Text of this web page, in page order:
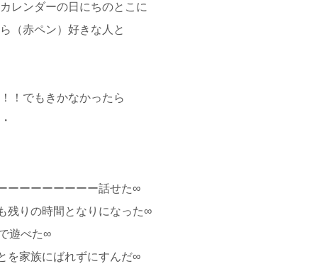
レンダーの日にちのとこに
（赤ペン）好きな人と
！でもきかなかったら
ーーーーーーーー話せた∞
残りの時間となりになった∞
遊べた∞
を家族にばれずにすんだ∞